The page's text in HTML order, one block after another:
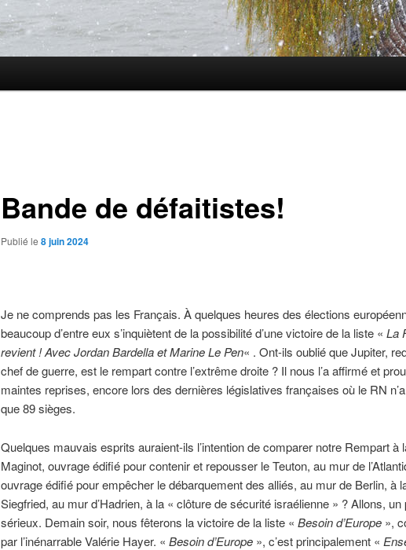
Bande de défaitistes!
Publié le 8 juin 2024
Je ne comprends pas les Français. À quelques heures des élections
beaucoup d’entre eux s’inquiètent de la possibilité d’une victoire de la liste « La
revient ! Avec Jordan Bardella et Marine Le Pen« . Ont-ils oublié que Jupiter,
chef de guerre, est le rempart contre l’extrême droite ? Il nous l’a affirmé et
maintes reprises, encore lors des dernières législatives françaises où le RN
que 89 sièges.
Quelques mauvais esprits auraient-ils l’intention de comparer notre Rempart à
Maginot, ouvrage édifié pour contenir et repousser le Teuton, au mur de
ouvrage édifié pour empêcher le débarquement des alliés, au mur de Berlin, à
Siegfried, au mur d’Hadrien, à la « clôture de sécurité israélienne » ? Allons, un
sérieux. Demain soir, nous fêterons la victoire de la liste « Besoin d’Europe»,
par l’inénarrable Valérie Hayer. « Besoin d’Europe», c’est principalement «